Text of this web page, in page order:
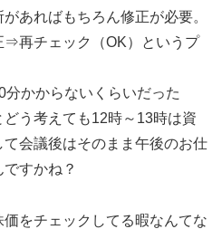
あればもちろん修正が必要。
再チェック（OK）というプ
かからないくらいだった
う考えても12時～13時は資
会議後はそのまま午後のお仕
すかね？
をチェックしてる暇なんてな